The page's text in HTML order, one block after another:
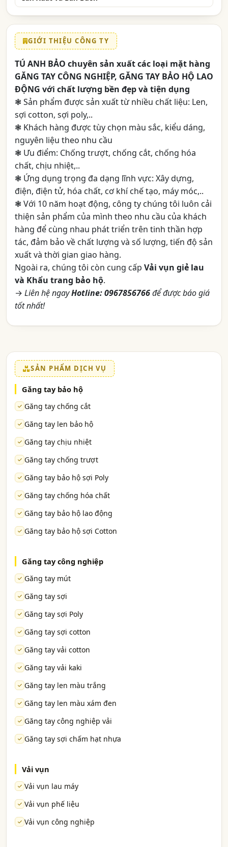
GIỚI THIỆU CÔNG TY
TÚ ANH BẢO chuyên sản xuất các loại mặt hàng
GĂNG TAY CÔNG NGHIỆP, GĂNG TAY BẢO HỘ LAO
ĐỘNG với chất lượng bền đẹp và tiện dụng
❃ Sản phẩm được sản xuất từ nhiều chất liệu: Len,
sợi cotton, sợi poly,..
❃ Khách hàng được tùy chọn màu sắc, kiểu dáng,
nguyên liệu theo nhu cầu
❃ Ưu điểm: Chống trượt, chống cắt, chống hóa
chất, chịu nhiệt,..
❃ Ứng dụng trọng đa dạng lĩnh vực: Xây dựng,
điện, điện tử, hóa chất, cơ khí chế tạo, máy móc,..
❃ Với 10 năm hoạt động, công ty chúng tôi luôn cải
thiện sản phẩm của mình theo nhu cầu của khách
hàng để cùng nhau phát triển trên tinh thần hợp
tác, đảm bảo về chất lượng và số lượng, tiến độ sản
xuất và thời gian giao hàng.
Ngoài ra, chúng tôi còn cung cấp Vải vụn giẻ lau
và Khẩu trang bảo hộ.
→ Liên hệ ngayHotline: 0967856766để được báo giá
tốt nhất!
SẢN PHẨM DỊCH VỤ
Găng tay bảo hộ
Găng tay chống cắt
Găng tay len bảo hộ
Găng tay chịu nhiệt
Găng tay chống trượt
Găng tay bảo hộ sợi Poly
Găng tay chống hóa chất
Găng tay bảo hộ lao động
Găng tay bảo hộ sợi Cotton
Găng tay công nghiệp
Găng tay mút
Găng tay sợi
Găng tay sợi Poly
Găng tay sợi cotton
Găng tay vải cotton
Găng tay vải kaki
Găng tay len màu trắng
Găng tay len màu xám đen
Găng tay công nghiệp vải
Găng tay sợi chấm hạt nhựa
Vải vụn
Vải vụn lau máy
Vải vụn phế liệu
Vải vụn công nghiệp